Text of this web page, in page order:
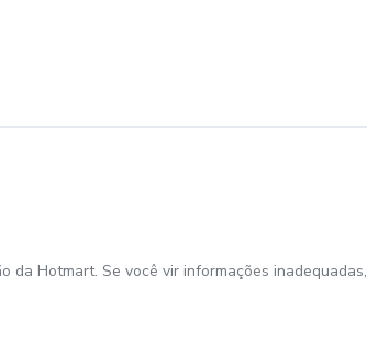
Hotmart. Se você vir informações inadequadas,